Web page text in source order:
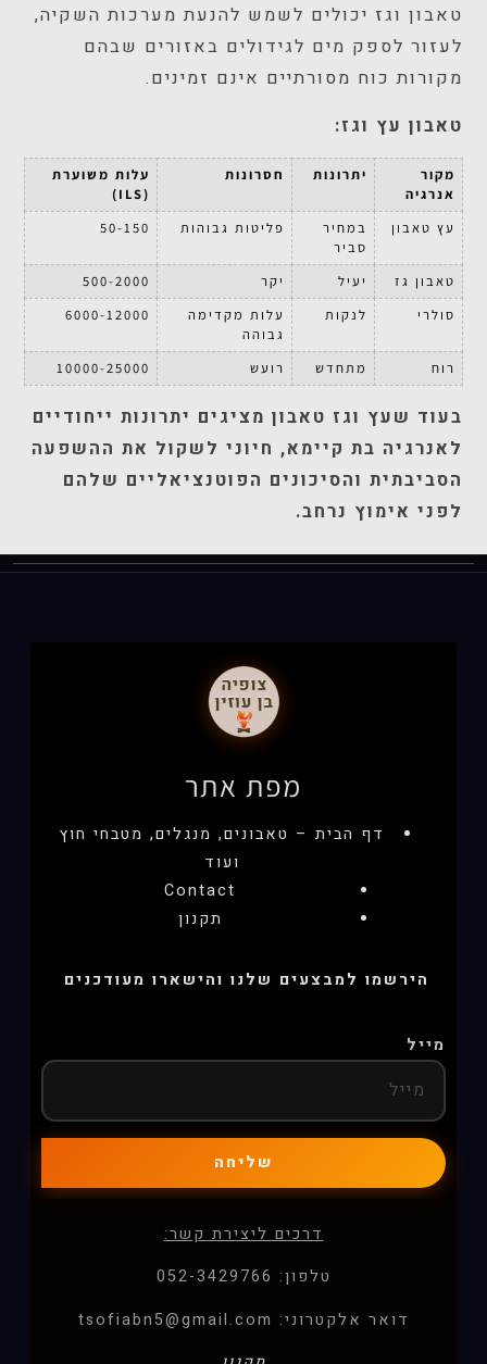
טאבון וגז יכולים לשמש להנעת מערכות השקיה,
לעזור לספק מים לגידולים באזורים שבהם
מקורות כוח מסורתיים אינם זמינים.
טאבון עץ וגז:
מקור
אנרגיה
יתרונות חסרונות
עלות משוערת
(ILS)
עץ טאבון
במחיר
סביר
פליטות גבוהות 50-150
טאבון גז יעיל יקר
500-2000
סולרי
לנקות
עלות מקדימה
גבוהה
6000-12000
רוח מתחדש רועש 10000-25000
בעוד שעץ וגז טאבון מציגים יתרונות ייחודיים
לאנרגיה בת קיימא, חיוני לשקול את ההשפעה
הסביבתית והסיכונים הפוטנציאליים שלהם
לפני אימוץ נרחב.
מפת אתר
דף הבית – טאבונים, מנגלים, מטבחי חוץ
ועוד
Contact
תקנון
הירשמו למבצעים שלנו והישארו מעודכנים
מייל
שליחה
דרכים ליצירת קשר:
טלפון: 052-3429766
דואר אלקטרוני: tsofiabn5@gmail.com